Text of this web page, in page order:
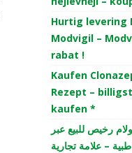
Hurtig levering
Modvigil –
rabat !
Kaufen
Rezept –
kaufen *
رخيص للبيع عبر
– علامة تجارية